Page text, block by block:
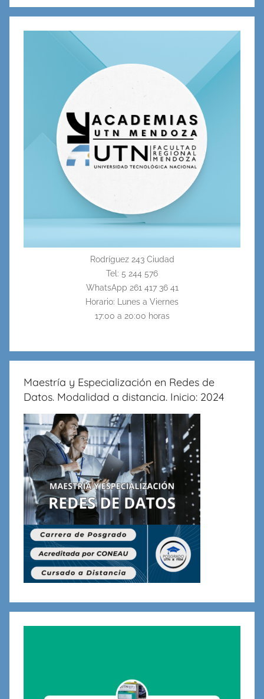
Rodríguez 243 Ciudad
Tel: 5 244 576
WhatsApp 261 417 36 41
Horario: Lunes a Viernes
17:00 a 20:00 horas
Maestría y Especialización en Redes de
Datos. Modalidad a distancia. Inicio: 2024